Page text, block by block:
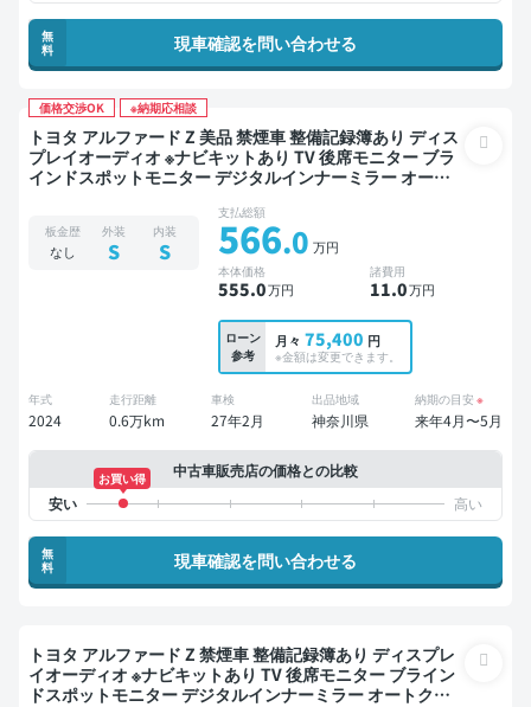
無
料
現車確認を問い合わせる
価格交渉OK ※納期応相談
トヨタ アルファード Z 美品 禁煙車 整備記録簿あり ディス
プレイオーディオ ※ナビキットあり TV 後席モニター ブラ
インドスポットモニター デジタルインナーミラー オート
ドア バックモニター 全方位カメラ ドライブレコーダー 衝
突軽減 両側電動スライドドア 7人乗り
板金歴
なし
外装
S
内装
S
支払総額
566.0 万円
本体価格
555.0万円
諸費用
11.0万円
ローン
参考
月々 75,400 円
※金額は変更できます。
年式
2024
走行距離
0.6万km
車検
27年2月
出品地域
神奈川県
納期の目安 ※
来年4月〜5月
中古車販売店の価格との比較
お買い得
無
料
現車確認を問い合わせる
トヨタ アルファード Z 禁煙車 整備記録簿あり ディスプレ
イオーディオ ※ナビキットあり TV 後席モニター ブライン
ドスポットモニター デジタルインナーミラー オートクル